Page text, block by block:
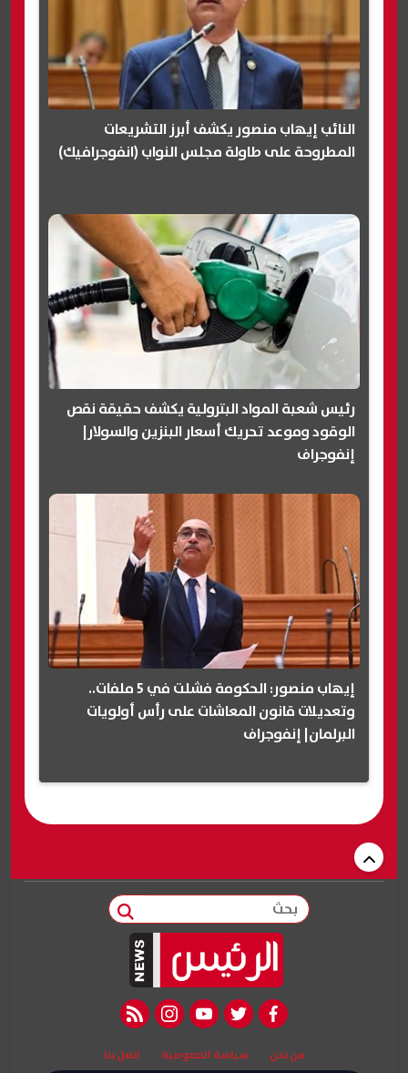
النائب إيهاب منصور يكشف أبرز التشريعات
المطروحة على طاولة مجلس النواب (انفوجرافيك)
رئيس شعبة المواد البترولية يكشف حقيقة نقص
الوقود وموعد تحريك أسعار البنزين والسولار|
إنفوجراف
إيهاب منصور: الحكومة فشلت في 5 ملفات..
وتعديلات قانون المعاشات على رأس أولويات
البرلمان| إنفوجراف
بحث
facebook
twitter
youtube
instagram
rss feed
من نحن سياسة الخصوصية اتصل بنا